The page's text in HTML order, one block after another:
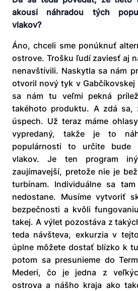
akousi náhradou tých
vlakov?
Áno, chceli sme ponúknuť
ostrove. Trošku ľudí zaviesť aj
nenavštívili. Naskytla sa nám
otvoril nový tyk v Gabčíkovskej
sa nám tu veľmi pekná
takéhoto produktu. A zdá sa,
úspech. Už teraz máme
vypredaný, takže je to
populárnosti to určite bude
vlakov. Je ten program
zaujímavejší, pretože nie je
turbínam. Individuálne sa
nedostane. Musíme vytvoriť
bezpečnosti a kvôli
takej. A výlet pozostáva z
teda návšteva, exkurzia v
úplne môžete dostať blízko k
potom sa presunieme do
Mederi, čo je jedna z
ostrova a nášho kraja ako